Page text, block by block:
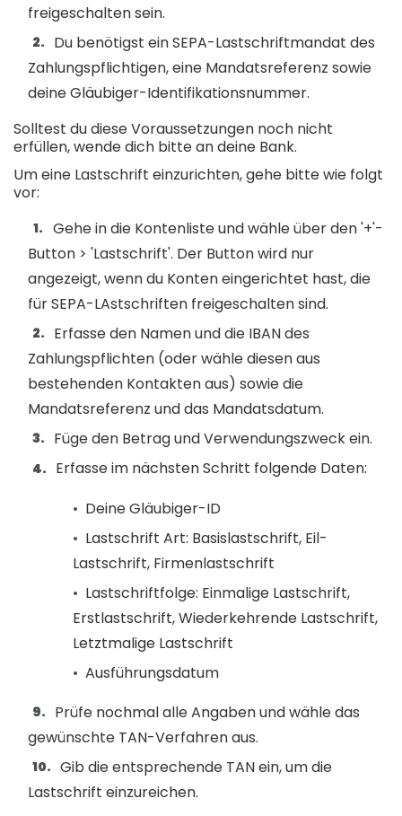
freigeschalten sein.
Du benötigst ein SEPA-Lastschriftmandat des
Zahlungspflichtigen, eine Mandatsreferenz sowie
deine Gläubiger-Identifikationsnummer.
Solltest du diese Voraussetzungen noch nicht
erfüllen, wende dich bitte an deine Bank.
Um eine Lastschrift einzurichten, gehe bitte wie folgt
vor:
Gehe in die Kontenliste und wähle über den '+'-
Button > 'Lastschrift'. Der Button wird nur
angezeigt, wenn du Konten eingerichtet hast, die
für SEPA-LAstschriften freigeschalten sind.
Erfasse den Namen und die IBAN des
Zahlungspflichten (oder wähle diesen aus
bestehenden Kontakten aus) sowie die
Mandatsreferenz und das Mandatsdatum.
Füge den Betrag und Verwendungszweck ein.
Erfasse im nächsten Schritt folgende Daten:
Deine Gläubiger-ID
Lastschrift Art: Basislastschrift, Eil-
Lastschrift, Firmenlastschrift
Lastschriftfolge: Einmalige Lastschrift,
Erstlastschrift, Wiederkehrende Lastschrift,
Letztmalige Lastschrift
Ausführungsdatum
Prüfe nochmal alle Angaben und wähle das
gewünschte TAN-Verfahren aus.
Gib die entsprechende TAN ein, um die
Lastschrift einzureichen.